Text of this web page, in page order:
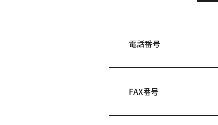
電話番号
FAX番号